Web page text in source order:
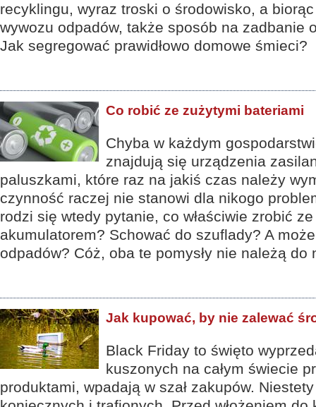
recyklingu, wyraz troski o środowisko, a
wywozu odpadów, także sposób na zadbanie
Jak segregować prawidłowo domowe śmieci?
Co robić ze zużytymi bateriami
Chyba w każdym
znajdują się urządzenia
paluszkami, które raz na jakiś czas należy
czynność raczej nie stanowi dla nikogo
rodzi się wtedy pytanie, co właściwie zrobić
akumulatorem? Schować do szuflady? A
odpadów? Cóż, oba te pomysły nie należą do
Jak kupować, by nie zalewać
Black Friday to święto
kuszonych na całym świecie
produktami, wpadają w szał zakupów.